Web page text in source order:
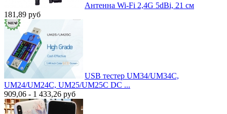
Антенна Wi-Fi 2,4G 5dBi, 21 см
181,89 руб
USB тестер UM34/UM34C,
UM24/UM24C, UM25/UM25C DC ...
909,06 - 1 433,26 руб